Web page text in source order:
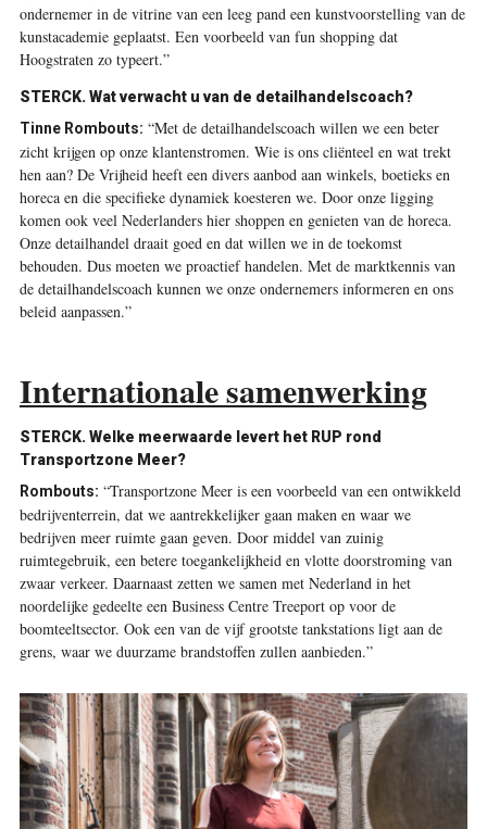
ondernemer in de vitrine van een leeg pand een kunstvoorstelling van de
kunstacademie geplaatst. Een voorbeeld van fun shopping dat
Hoogstraten zo typeert.”
STERCK. Wat verwacht u van de detailhandelscoach?
Tinne Rombouts: “Met de detailhandelscoach willen we een beter
zicht krijgen op onze klantenstromen. Wie is ons cliënteel en wat trekt
hen aan? De Vrijheid heeft een divers aanbod aan winkels, boetieks en
horeca en die specifieke dynamiek koesteren we. Door onze ligging
komen ook veel Nederlanders hier shoppen en genieten van de horeca.
Onze detailhandel draait goed en dat willen we in de toekomst
behouden. Dus moeten we proactief handelen. Met de marktkennis van
de detailhandelscoach kunnen we onze ondernemers informeren en ons
beleid aanpassen.”
Internationale samenwerking
STERCK. Welke meerwaarde levert het RUP rond
Transportzone Meer?
Rombouts: “Transportzone Meer is een voorbeeld van een ontwikkeld
bedrijventerrein, dat we aantrekkelijker gaan maken en waar we
bedrijven meer ruimte gaan geven. Door middel van ­zuinig
ruimtegebruik, een betere toegankelijkheid en vlotte doorstroming van
zwaar verkeer. Daarnaast zetten we samen met Nederland in het
noordelijke gedeelte een Business Centre Treeport op voor de
boomteeltsector. Ook een van de vijf grootste tankstations ligt aan de
grens, waar we duurzame brandstoffen zullen aanbieden.”